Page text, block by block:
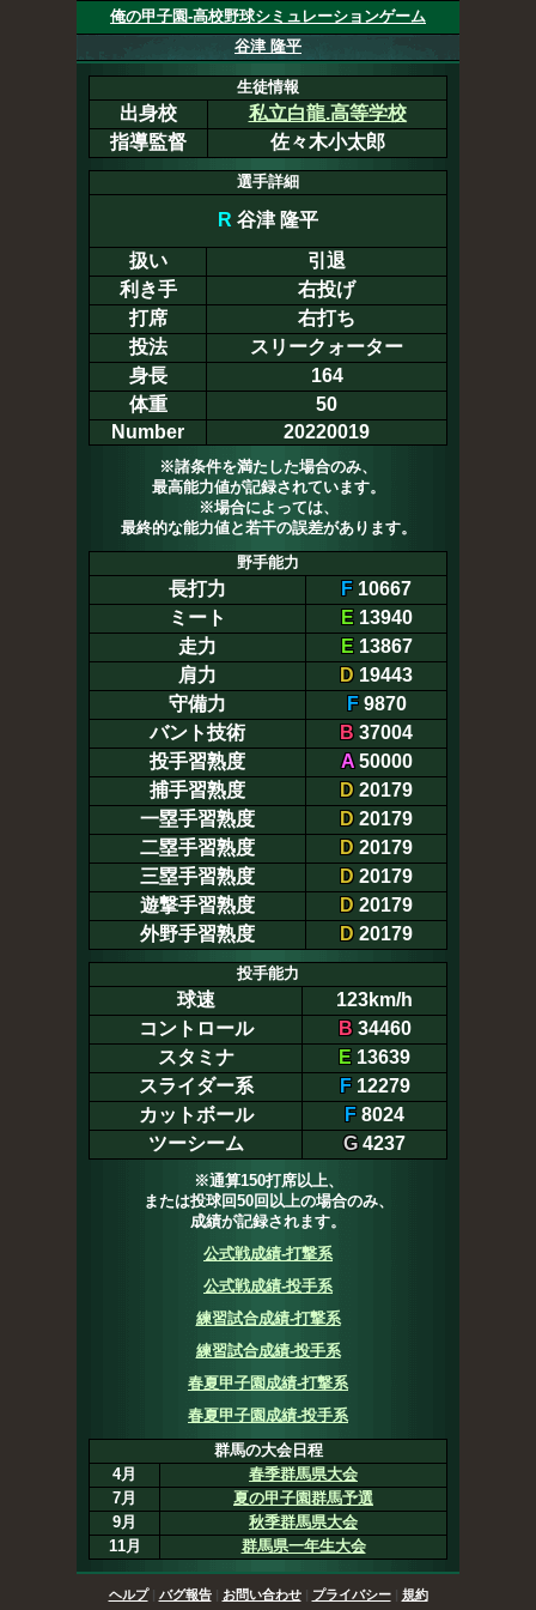
俺の甲子園-高校野球シミュレーションゲーム
谷津 隆平
生徒情報
出身校
私立白龍.高等学校
指導監督
佐々木小太郎
選手詳細
R 谷津 隆平
扱い
引退
利き手
右投げ
打席
右打ち
投法
スリークォーター
身長
164
体重
50
Number
20220019
※諸条件を満たした場合のみ、
最高能力値が記録されています。
※場合によっては、
最終的な能力値と若干の誤差があります。
野手能力
長打力 F 10667
ミート
E13940
走力
E13867
肩力
D 19443
守備力
F9870
バント技術
B 37004
投手習熟度
A50000
捕手習熟度
D 20179
一塁手習熟度
D 20179
二塁手習熟度
D 20179
三塁手習熟度
D 20179
遊撃手習熟度
D 20179
外野手習熟度
D 20179
投手能力
球速
123km/h
コントロール
B34460
スタミナ
E 13639
スライダー系
F12279
カットボール
F 8024
ツーシーム
G4237
※通算150打席以上、
または投球回50回以上の場合のみ、
成績が記録されます。
公式戦成績-打撃系
公式戦成績-投手系
練習試合成績-打撃系
練習試合成績-投手系
春夏甲子園成績-打撃系
春夏甲子園成績-投手系
群馬の大会日程
4月
春季群馬県大会
7月
夏の甲子園群馬予選
9月
秋季群馬県大会
11月
群馬県一年生大会
ヘルプ| バグ報告| お問い合わせ| プライバシー| 規約